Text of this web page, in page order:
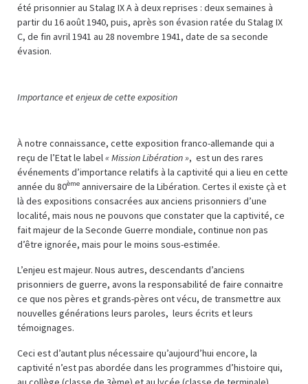
été prisonnier au Stalag IX A à deux reprises : deux semaines à
partir du 16 août 1940, puis, après son évasion ratée du Stalag IX
C, de fin avril 1941 au 28 novembre 1941, date de sa seconde
évasion.
Importance et enjeux de cette exposition
À notre connaissance, cette exposition franco-allemande qui a
reçu de l’Etat le label « Mission Libération », est un des rares
événements d’importance relatifs à la captivité qui a lieu en cette
année du 80ème anniversaire de la Libération. Certes il existe çà et
là des expositions consacrées aux anciens prisonniers d’une
localité, mais nous ne pouvons que constater que la captivité, ce
fait majeur de la Seconde Guerre mondiale, continue non pas
d’être ignorée, mais pour le moins sous-estimée.
L’enjeu est majeur. Nous autres, descendants d’anciens
prisonniers de guerre, avons la responsabilité de faire connaitre
ce que nos pères et grands-pères ont vécu, de transmettre aux
nouvelles générations leurs paroles, leurs écrits et leurs
témoignages.
Ceci est d’autant plus nécessaire qu’aujourd’hui encore, la
captivité n’est pas abordée dans les programmes d’histoire qui,